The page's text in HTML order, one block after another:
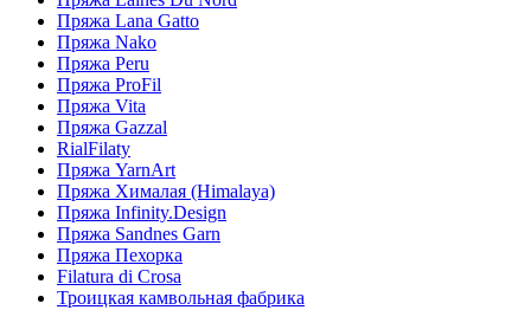
Пряжа Lana Gatto
Пряжа Nako
Пряжа Peru
Пряжа ProFil
Пряжа Vita
Пряжа Gazzal
RialFilaty
Пряжа YarnArt
Пряжа Хималая (Himalaya)
Пряжа Infinity.Design
Пряжа Sandnes Garn
Пряжа Пехорка
Filatura di Сrosa
Троицкая камвольная фабрика